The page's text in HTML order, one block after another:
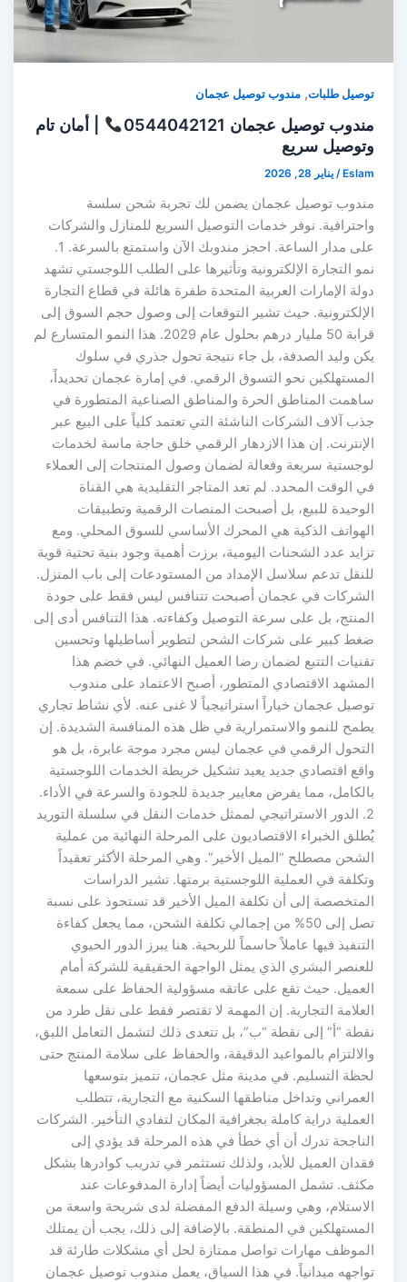
توصيل طلبات,مندوب توصيل عجمان
مندوب توصيل عجمان 0544042121
| أمان تام
وتوصيل سريع
Eslam
/يناير 28, 2026
مندوب توصيل عجمان يضمن لك تجربة شحن سلسة
واحترافية. نوفر خدمات التوصيل السريع للمنازل والشركات
على مدار الساعة. احجز مندوبك الآن واستمتع بالسرعة. 1.
نمو التجارة الإلكترونية وتأثيرها على الطلب اللوجستي تشهد
دولة الإمارات العربية المتحدة طفرة هائلة في قطاع التجارة
الإلكترونية. حيث تشير التوقعات إلى وصول حجم السوق إلى
قرابة 50 مليار درهم بحلول عام 2029. هذا النمو المتسارع لم
يكن وليد الصدفة، بل جاء نتيجة تحول جذري في سلوك
المستهلكين نحو التسوق الرقمي. في إمارة عجمان تحديداً،
ساهمت المناطق الحرة والمناطق الصناعية المتطورة في
جذب آلاف الشركات الناشئة التي تعتمد كلياً على البيع عبر
الإنترنت. إن هذا الازدهار الرقمي خلق حاجة ماسة لخدمات
لوجستية سريعة وفعالة لضمان وصول المنتجات إلى العملاء
في الوقت المحدد. لم تعد المتاجر التقليدية هي القناة
الوحيدة للبيع، بل أصبحت المنصات الرقمية وتطبيقات
الهواتف الذكية هي المحرك الأساسي للسوق المحلي. ومع
تزايد عدد الشحنات اليومية، برزت أهمية وجود بنية تحتية قوية
للنقل تدعم سلاسل الإمداد من المستودعات إلى باب المنزل.
الشركات في عجمان أصبحت تتنافس ليس فقط على جودة
المنتج، بل على سرعة التوصيل وكفاءته. هذا التنافس أدى إلى
ضغط كبير على شركات الشحن لتطوير أساطيلها وتحسين
تقنيات التتبع لضمان رضا العميل النهائي. في خضم هذا
المشهد الاقتصادي المتطور، أصبح الاعتماد على مندوب
توصيل عجمان خياراً استراتيجياً لا غنى عنه. لأي نشاط تجاري
يطمح للنمو والاستمرارية في ظل هذه المنافسة الشديدة. إن
التحول الرقمي في عجمان ليس مجرد موجة عابرة، بل هو
واقع اقتصادي جديد يعيد تشكيل خريطة الخدمات اللوجستية
بالكامل، مما يفرض معايير جديدة للجودة والسرعة في الأداء.
2. الدور الاستراتيجي لممثل خدمات النقل في سلسلة التوريد
يُطلق الخبراء الاقتصاديون على المرحلة النهائية من عملية
الشحن مصطلح “الميل الأخير”. وهي المرحلة الأكثر تعقيداً
وتكلفة في العملية اللوجستية برمتها. تشير الدراسات
المتخصصة إلى أن تكلفة الميل الأخير قد تستحوذ على نسبة
تصل إلى 50% من إجمالي تكلفة الشحن، مما يجعل كفاءة
التنفيذ فيها عاملاً حاسماً للربحية. هنا يبرز الدور الحيوي
للعنصر البشري الذي يمثل الواجهة الحقيقية للشركة أمام
العميل. حيث تقع على عاتقه مسؤولية الحفاظ على سمعة
العلامة التجارية. إن المهمة لا تقتصر فقط على نقل طرد من
نقطة “أ” إلى نقطة “ب”، بل تتعدى ذلك لتشمل التعامل اللبق،
والالتزام بالمواعيد الدقيقة، والحفاظ على سلامة المنتج حتى
لحظة التسليم. في مدينة مثل عجمان، تتميز بتوسعها
العمراني وتداخل مناطقها السكنية مع التجارية، تتطلب
العملية دراية كاملة بجغرافية المكان لتفادي التأخير. الشركات
الناجحة تدرك أن أي خطأ في هذه المرحلة قد يؤدي إلى
فقدان العميل للأبد، ولذلك تستثمر في تدريب كوادرها بشكل
مكثف. تشمل المسؤوليات أيضاً إدارة المدفوعات عند
الاستلام، وهي وسيلة الدفع المفضلة لدى شريحة واسعة من
المستهلكين في المنطقة. بالإضافة إلى ذلك، يجب أن يمتلك
الموظف مهارات تواصل ممتازة لحل أي مشكلات طارئة قد
تواجهه ميدانياً. في هذا السياق، يعمل مندوب توصيل عجمان